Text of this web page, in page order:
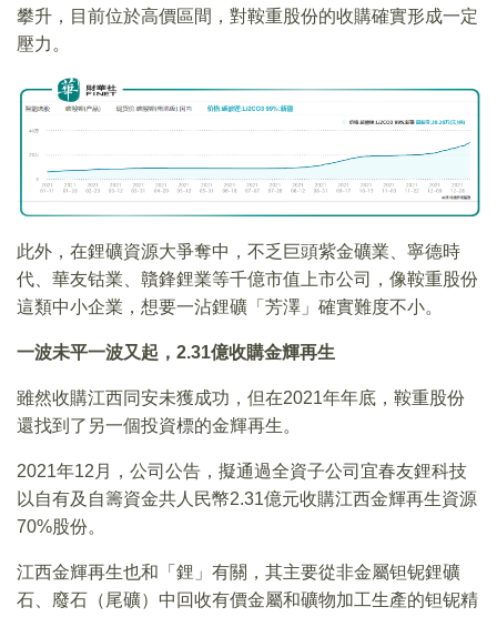
攀升，目前位於高價區間，對鞍重股份的收購確實形成一定
壓力。
此外，在鋰礦資源大爭奪中，不乏巨頭紫金礦業、寧德時
代、華友钴業、贛鋒鋰業等千億市值上市公司，像鞍重股份
這類中小企業，想要一沾鋰礦「芳澤」確實難度不小。
一波未平一波又起， 2.31億收購金輝再生
雖然收購江西同安未獲成功，但在2021年年底，鞍重股份
還找到了另一個投資標的金輝再生。
2021年12月，公司公告，擬通過全資子公司宜春友鋰科技
以自有及自籌資金共人民幣2.31億元收購江西金輝再生資源
70%股份。
江西金輝再生也和「鋰」有關，其主要從非金屬钽铌鋰礦
石、廢石（尾礦）中回收有價金屬和礦物加工生產的钽铌精